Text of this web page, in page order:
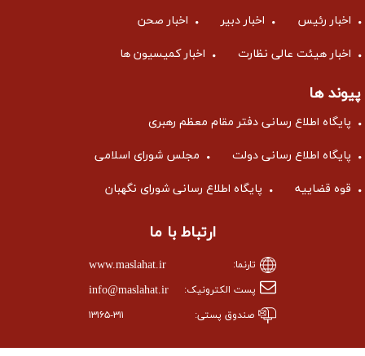
اخبار رئیس اخبار دبیر اخبار صحن
اخبار هیئت عالی نظارت اخبار کمیسیون ها
پیوند ها
پایگاه اطلاع رسانی دفتر مقام معظم رهبری
پایگاه اطلاع رسانی دولت مجلس شورای اسلامی
قوه قضاییه پایگاه اطلاع رسانی شورای نگهبان
ارتباط با ما
تارنما: www.maslahat.ir
پست الکترونیک: info@maslahat.ir
صندوق پستی: ۱۳۱۶۵-۳۱۱